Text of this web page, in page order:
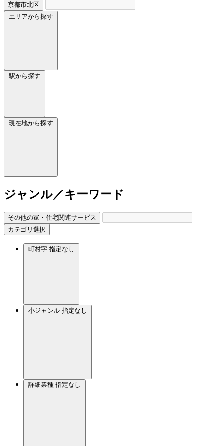
京都市北区
エリアから探す
駅から探す
現在地から探す
ジャンル／キーワード
その他の家・住宅関連サービス
カテゴリ選択
町村字 指定なし
小ジャンル 指定なし
詳細業種 指定なし